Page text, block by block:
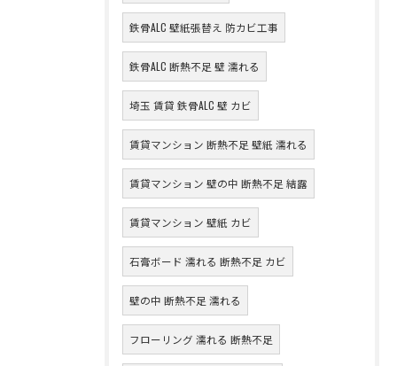
鉄骨ALC 壁紙張替え 防カビ工事
鉄骨ALC 断熱不足 壁 濡れる
埼玉 賃貸 鉄骨ALC 壁 カビ
賃貸マンション 断熱不足 壁紙 濡れる
賃貸マンション 壁の中 断熱不足 結露
賃貸マンション 壁紙 カビ
石膏ボード 濡れる 断熱不足 カビ
壁の中 断熱不足 濡れる
フローリング 濡れる 断熱不足